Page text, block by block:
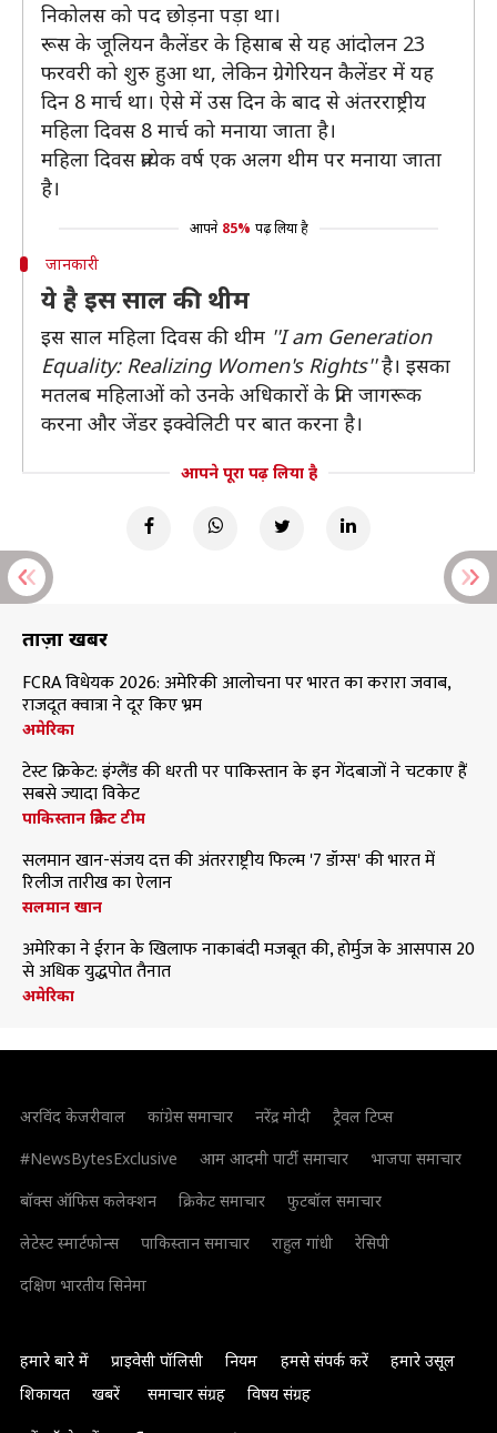
निकोलस को पद छोड़ना पड़ा था।
रूस के जूलियन कैलेंडर के हिसाब से यह आंदोलन 23
फरवरी को शुरु हुआ था, लेकिन ग्रेगेरियन कैलेंडर में यह
दिन 8 मार्च था। ऐसे में उस दिन के बाद से अंतरराष्ट्रीय
महिला दिवस 8 मार्च को मनाया जाता है।
महिला दिवस प्रत्येक वर्ष एक अलग थीम पर मनाया जाता
है।
आपने 85% पढ़ लिया है
जानकारी
ये है इस साल की थीम
इस साल महिला दिवस की थीम ''I am Generation
Equality: Realizing Women's Rights''है। इसका
मतलब महिलाओं को उनके अधिकारों के प्रति जागरूक
करना और जेंडर इक्वेलिटी पर बात करना है।
आपने पूरा पढ़ लिया है
ताज़ा खबरें
FCRA विधेयक 2026: अमेरिकी आलोचना पर भारत का करारा जवाब,
राजदूत क्वात्रा ने दूर किए भ्रम
अमेरिका
टेस्ट क्रिकेट: इंग्लैंड की धरती पर पाकिस्तान के इन गेंदबाजों ने चटकाए हैं
सबसे ज्यादा विकेट
पाकिस्तान क्रिकेट टीम
सलमान खान-संजय दत्त की अंतरराष्ट्रीय फिल्म '7 डॉग्स' की भारत में
रिलीज तारीख का ऐलान
सलमान खान
अमेरिका ने ईरान के खिलाफ नाकाबंदी मजबूत की, होर्मुज के आसपास 20
से अधिक युद्धपोत तैनात
अमेरिका
अरविंद केजरीवाल कांग्रेस समाचार नरेंद्र मोदी
ट्रैवल टिप्स
#NewsBytesExclusive
आम आदमी पार्टी समाचार
भाजपा समाचार
बॉक्स ऑफिस कलेक्शन
क्रिकेट समाचार
फुटबॉल समाचार
लेटेस्ट स्मार्टफोन्स
पाकिस्तान समाचार राहुल गांधी
रेसिपी
दक्षिण भारतीय सिनेमा
हमारे बारे में प्राइवेसी पॉलिसी नियम हमसे संपर्क करें
हमारे उसूल
शिकायत
खबरें समाचार संग्रह विषय संग्रह